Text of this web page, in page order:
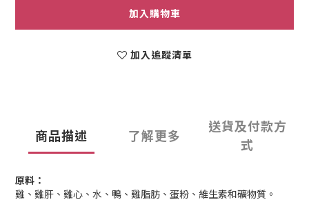
加入購物車
加入追蹤清單
商品描述 了解更多
送貨及付款方
式
原料：
雞、雞肝、雞心、水、鴨、雞脂肪、蛋粉、維生素和礦物質。